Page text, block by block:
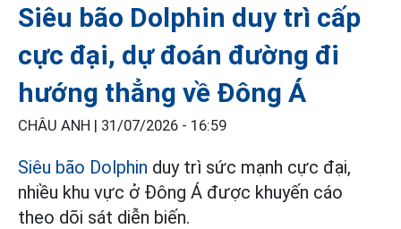
Siêu bão Dolphin duy trì cấp
cực đại, dự đoán đường đi
hướng thẳng về Đông Á
CHÂU ANH | 31/07/2026 - 16:59
Siêu bão Dolphin duy trì sức mạnh cực đại,
nhiều khu vực ở Đông Á được khuyến cáo
theo dõi sát diễn biến.